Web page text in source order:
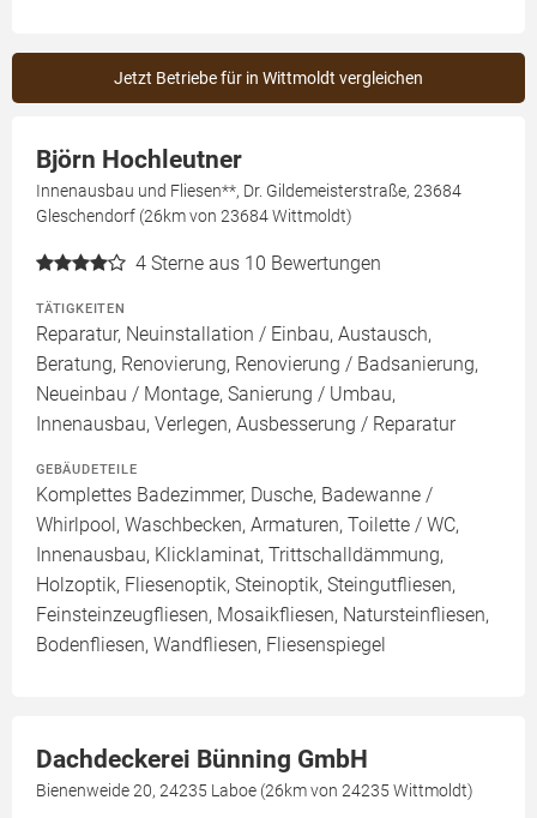
Jetzt Betriebe für in Wittmoldt vergleichen
Björn Hochleutner
Innenausbau und Fliesen**, Dr. Gildemeisterstraße, 23684
Gleschendorf (26km von 23684 Wittmoldt)
4 Sterne aus 10 Bewertungen
TÄTIGKEITEN
Reparatur, Neuinstallation / Einbau, Austausch,
Beratung, Renovierung, Renovierung / Badsanierung,
Neueinbau / Montage, Sanierung / Umbau,
Innenausbau, Verlegen, Ausbesserung / Reparatur
GEBÄUDETEILE
Komplettes Badezimmer, Dusche, Badewanne /
Whirlpool, Waschbecken, Armaturen, Toilette / WC,
Innenausbau, Klicklaminat, Trittschalldämmung,
Holzoptik, Fliesenoptik, Steinoptik, Steingutfliesen,
Feinsteinzeugfliesen, Mosaikfliesen, Natursteinfliesen,
Bodenfliesen, Wandfliesen, Fliesenspiegel
Dachdeckerei Bünning GmbH
Bienenweide 20, 24235 Laboe (26km von 24235 Wittmoldt)